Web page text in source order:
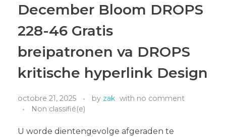
December Bloom DROPS
228-46 Gratis
breipatronen va DROPS
kritische hyperlink Design
octobre 21, 2025 by zak with no comment
Non classifié(e)
U worde dientengevolge afgeraden te